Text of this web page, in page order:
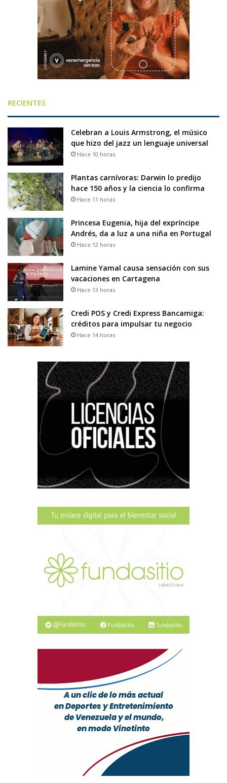
RECIENTES
Celebran a Louis Armstrong, el músico
que hizo del jazz un lenguaje universal
Hace 10 horas
Plantas carnívoras: Darwin lo predijo
hace 150 años y la ciencia lo confirma
Hace 11 horas
Princesa Eugenia, hija del expríncipe
Andrés, da a luz a una niña en Portugal
Hace 12 horas
Lamine Yamal causa sensación con sus
vacaciones en Cartagena
Hace 13 horas
Credi POS y Credi Express Bancamiga:
créditos para impulsar tu negocio
Hace 14 horas